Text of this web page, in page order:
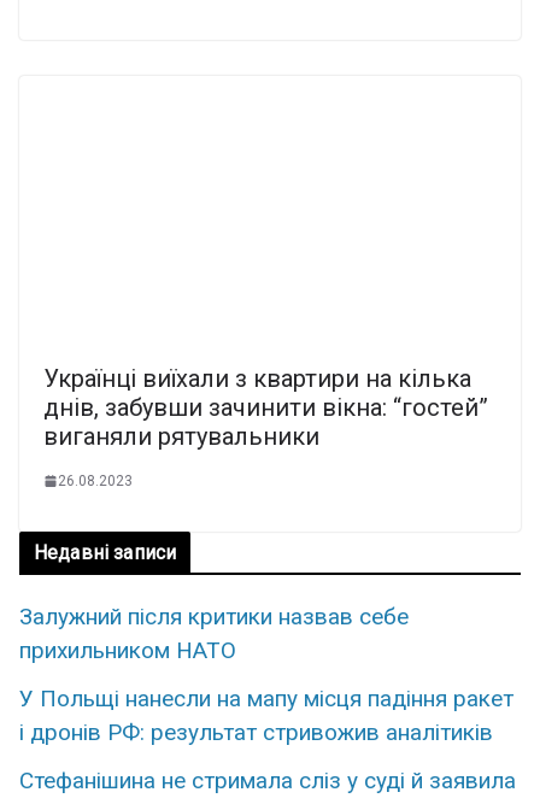
Українці виїхали з квартири на кілька
днів, забувши зачинити вікна: “гостей”
виганяли рятувальники
26.08.2023
Недавні записи
Залужний після критики назвав себе
прихильником НАТО
У Польщі нанесли на мапу місця падіння ракет
і дронів РФ: результат стривожив аналітиків
Стефанішина не стримала сліз у суді й заявила